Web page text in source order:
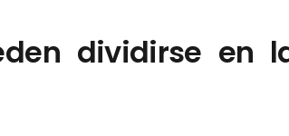
dividirse en